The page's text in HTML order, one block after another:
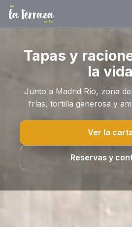
Tapas y
la vida
Junto a Madrid Río, zona
frías, tortilla generosa y
Ver la
Reservas y